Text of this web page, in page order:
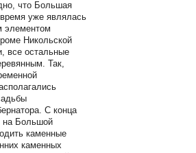
что Большая
уже являлась
элементом
Никольской
все остальные
Так,
С конца
на Большой
каменные
каменных